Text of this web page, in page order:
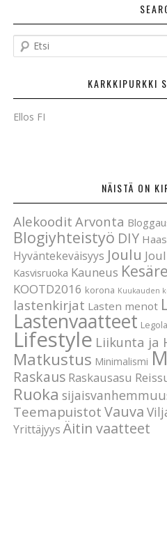
t
KARKKIPURKKI
Ellos FI
NÄISTÄ ON
Alekoodit Arvonta
Blogiyhteistyö DIY
Hyväntekeväisyys Joulu
Kasvisruoka Kauneus
KOOTD2016 korona Kuukauden
lastenkirjat Lasten menot
Lastenvaatteet
Lifestyle Liikunta ja
Matkustus Minimalismi
Raskaus Raskausasu
Ruoka
Teemapuistot Vauva
Yrittäjyys Äitin vaatteet